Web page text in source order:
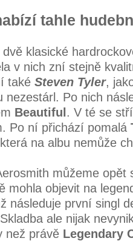
tahle
klasické
v nich zní stejně
také Steven Tyler,
nezestárl. Po nich
Beautiful . V té se
Po ní přichází pomalá
na albu nemůže
můžeme
mohla objevit na
následuje první singl
ale nijak
než právě Legendary